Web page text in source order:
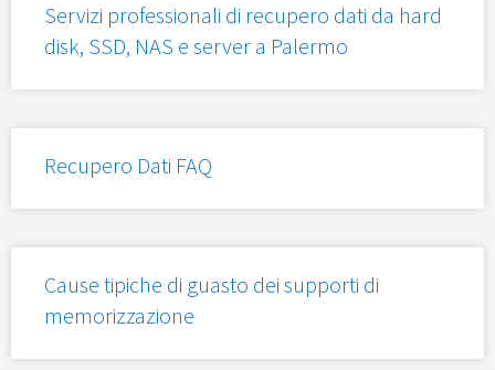
Servizi professionali di recupero dati da hard
disk, SSD, NAS e server a Palermo
Recupero Dati FAQ
Cause tipiche di guasto dei supporti di
memorizzazione